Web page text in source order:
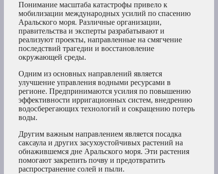
Понимание масштаба катастрофы привело к
мобилизации международных усилий по спасению
Аральского моря. Различные организации,
правительства и эксперты разрабатывают и
реализуют проекты, направленные на смягчение
последствий трагедии и восстановление
окружающей среды.
Одним из основных направлений является
улучшение управления водными ресурсами в
регионе. Предпринимаются усилия по повышению
эффективности ирригационных систем, внедрению
водосберегающих технологий и сокращению потерь
воды.
Другим важным направлением является посадка
саксаула и других засухоустойчивых растений на
обнажившемся дне Аральского моря. Эти растения
помогают закрепить почву и предотвратить
распространение солей и пыли.